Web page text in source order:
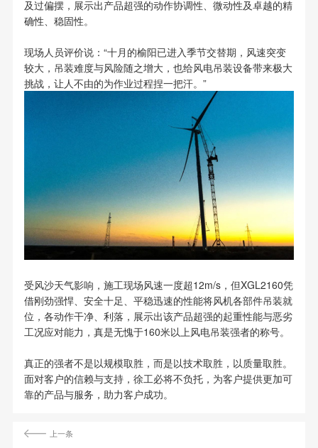
及过偏摆，展示出产品超强的动作协调性、微动性及卓越的精
确性、稳固性。
现场人员评价说：“十月的榆阳已进入季节交替期，风速突变
较大，吊装难度与风险随之增大，也给风电吊装设备带来极大
挑战，让人不由的为作业过程捏一把汗。”
受风沙天气影响，施工现场风速一度超12m/s，但XGL2160凭
借刚劲强悍、安全十足、平稳迅速的性能将风机各部件吊装就
位，各动作干净、利落，展示出该产品超强的起重性能与恶劣
工况应对能力，真是无愧于160米以上风电吊装强者的称号。
真正的强者不是以规模取胜，而是以技术取胜，以质量取胜。
面对客户的信赖与支持，徐工必将不负托，为客户提供更加可
靠的产品与服务，助力客户成功。
上一条